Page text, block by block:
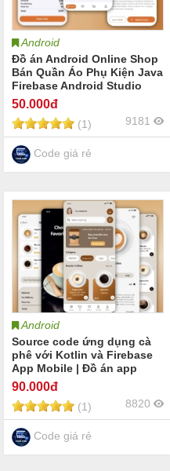
Android
Đồ án Android Online Shop
Bán Quần Áo Phụ Kiện Java
Firebase Android Studio
50.000đ
(1) 9181
Code giá rẻ
Android
Source code ứng dụng cà
phê với Kotlin và Firebase
App Mobile | Đồ án app
mobile coffee Kotlin | Lập
trình coffee app
90.000đ
(1) 8820
Code giá rẻ